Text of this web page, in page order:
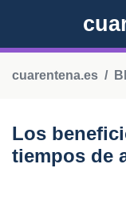
cuarentena.es
Los
tiempos de